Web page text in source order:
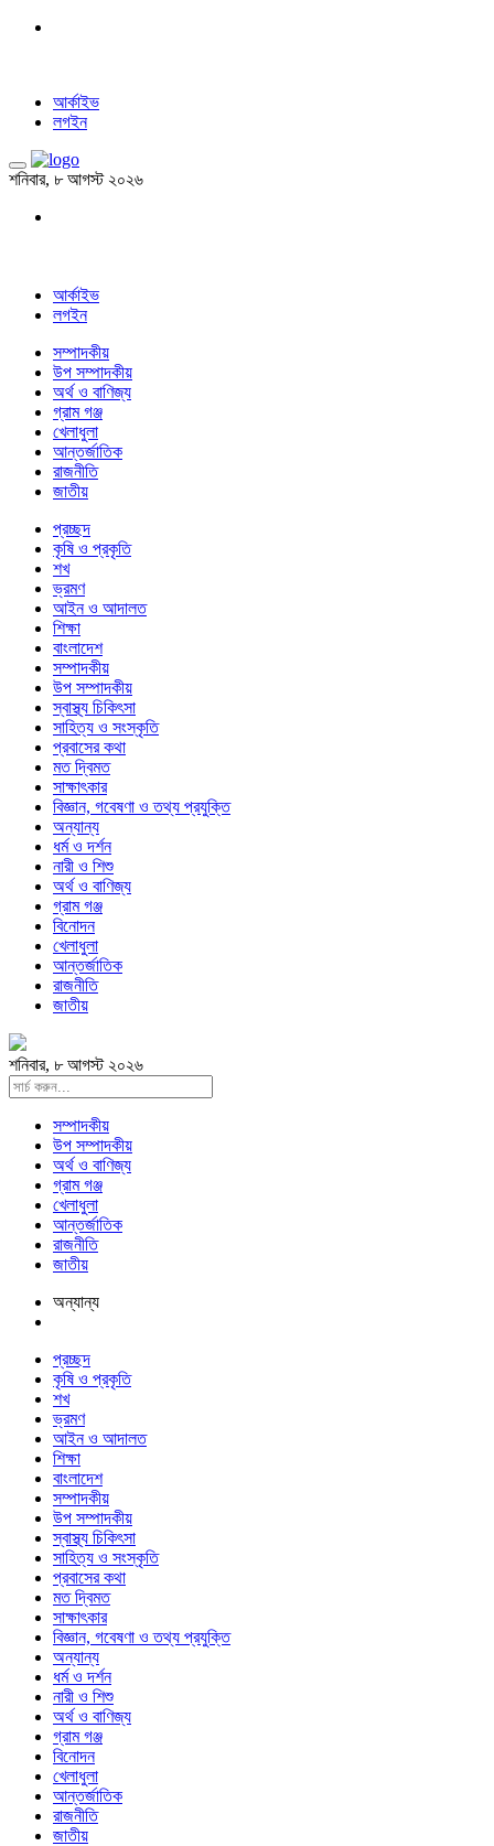
আর্কাইভ
লগইন
শনিবার, ৮ আগস্ট ২০২৬
আর্কাইভ
লগইন
সম্পাদকীয়
উপ সম্পাদকীয়
অর্থ ও বাণিজ্য
গ্রাম গঞ্জ
খেলাধুলা
আন্তর্জাতিক
রাজনীতি
জাতীয়
প্রচ্ছদ
কৃষি ও প্রকৃতি
শখ
ভ্রমণ
আইন ও আদালত
শিক্ষা
বাংলাদেশ
সম্পাদকীয়
উপ সম্পাদকীয়
স্বাস্থ্য চিকিৎসা
সাহিত্য ও সংস্কৃতি
প্রবাসের কথা
মত দ্বিমত
সাক্ষাৎকার
বিজ্ঞান, গবেষণা ও তথ্য প্রযুক্তি
অন্যান্য
ধর্ম ও দর্শন
নারী ও শিশু
অর্থ ও বাণিজ্য
গ্রাম গঞ্জ
বিনোদন
খেলাধুলা
আন্তর্জাতিক
রাজনীতি
জাতীয়
শনিবার, ৮ আগস্ট ২০২৬
সম্পাদকীয়
উপ সম্পাদকীয়
অর্থ ও বাণিজ্য
গ্রাম গঞ্জ
খেলাধুলা
আন্তর্জাতিক
রাজনীতি
জাতীয়
অন্যান্য
প্রচ্ছদ
কৃষি ও প্রকৃতি
শখ
ভ্রমণ
আইন ও আদালত
শিক্ষা
বাংলাদেশ
সম্পাদকীয়
উপ সম্পাদকীয়
স্বাস্থ্য চিকিৎসা
সাহিত্য ও সংস্কৃতি
প্রবাসের কথা
মত দ্বিমত
সাক্ষাৎকার
বিজ্ঞান, গবেষণা ও তথ্য প্রযুক্তি
অন্যান্য
ধর্ম ও দর্শন
নারী ও শিশু
অর্থ ও বাণিজ্য
গ্রাম গঞ্জ
বিনোদন
খেলাধুলা
আন্তর্জাতিক
রাজনীতি
জাতীয়